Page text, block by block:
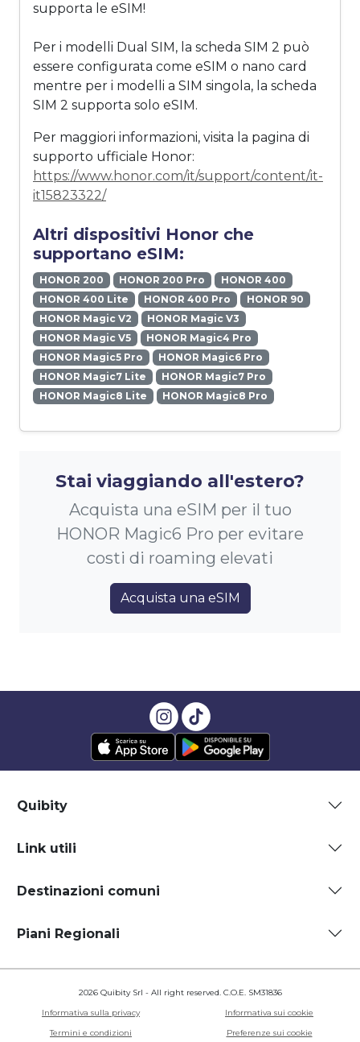
supporta le eSIM!
Per i modelli Dual SIM, la scheda SIM 2 può
essere configurata come eSIM o nano card
mentre per i modelli a SIM singola, la scheda
SIM 2 supporta solo eSIM.
Per maggiori informazioni, visita la pagina di
supporto ufficiale Honor:
https://www.honor.com/it/support/content/it-
it15823322/
Altri dispositivi Honor che
supportano eSIM:
HONOR 200 HONOR 200 Pro
HONOR 400
HONOR 400 Lite
HONOR 400 Pro
HONOR 90
HONOR Magic V2
HONOR Magic V3
HONOR Magic V5
HONOR Magic4 Pro
HONOR Magic5 Pro
HONOR Magic6 Pro
HONOR Magic7 Lite
HONOR Magic7 Pro
HONOR Magic8 Lite
HONOR Magic8 Pro
Stai viaggiando all'estero?
Acquista una eSIM per il tuo
HONOR Magic6 Pro per evitare
costi di roaming elevati
Acquista una eSIM
Quibity
Link utili
Destinazioni comuni
Piani Regionali
2026 Quibity Srl - All right reserved. C.O.E. SM31836
Informativa sulla privacy
Informativa sui cookie
Termini e condizioni
Preferenze sui cookie